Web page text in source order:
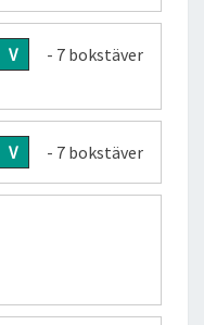
V
- 7 bokstäver
V - 7 bokstäver